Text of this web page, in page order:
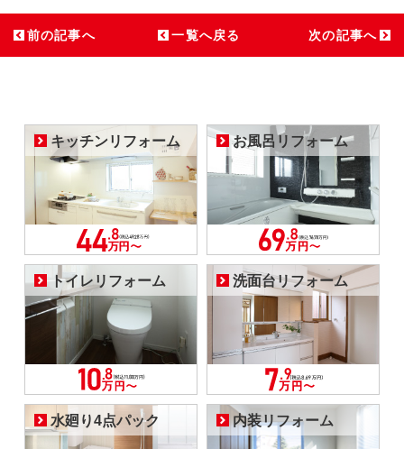
前の記事へ 一覧へ戻る 次の記事へ
キッチンリフォーム お風呂リフォーム
トイレリフォーム 洗面台リフォーム
水廻り4点パック 内装リフォーム